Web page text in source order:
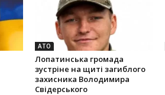
АТО
Лопатинська громада
зустріне на щиті загиблого
захисника Володимира
Свідерського